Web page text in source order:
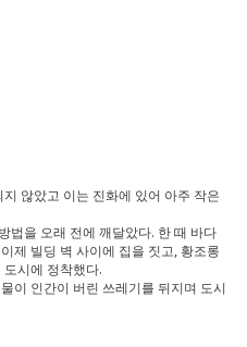
않았고 이는 진화에 있어 아주 작은
법을 오래 전에 깨달았다. 한 때 바다
제 빌딩 벽 사이에 집을 짓고, 황조롱
시에 정착했다.
이 인간이 버린 쓰레기를 뒤지며 도시